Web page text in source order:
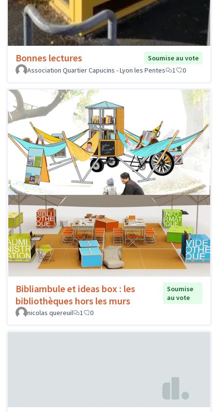
Bonnes lectures
Soumise au vote
Association Quartier Capucins - Lyon les Pentes
1 0
Bibliambule et ideas box : les
bibliothèques hors les murs
Soumise
au vote
nicolas quereuil
1 0